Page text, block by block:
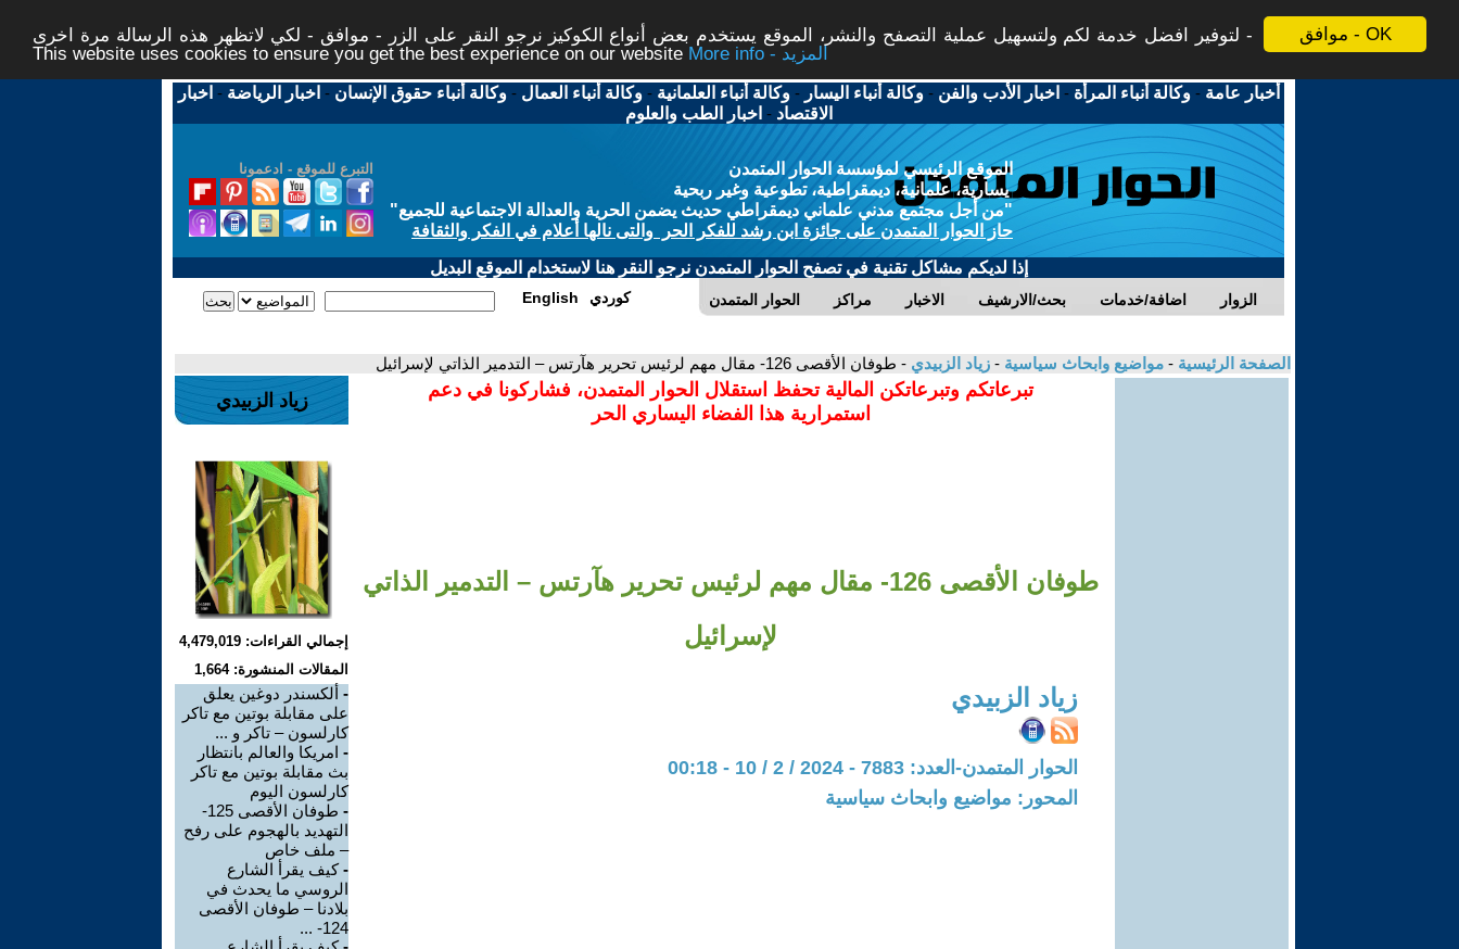
موافق - OK
لتوفير افضل خدمة لكم ولتسهيل عملية التصفح والنشر، الموقع يستخدم بعض أنواع الكوكيز نرجو النقر على الزر - موافق - لكي لاتظهر هذه الرسالة مرة اخرى -
This website uses cookies to ensure you get the best experience on our website
More info - المزيد
أخبار عامة -وكالة أنباء المرأة - اخبار الأدب والفن -وكالة أنباء اليسار -وكالة أنباء العلمانية -وكالة أنباء العمال -وكالة أنباء حقوق الإنسان - اخبار الرياضة - اخبار
الاقتصاد - اخبار الطب والعلوم
التبرع للموقع - ادعمونا
الموقع الرئيسي لمؤسسة الحوار المتمدن
يسارية، علمانية، ديمقراطية، تطوعية وغير ربحية
"من أجل مجتمع مدني علماني ديمقراطي حديث يضمن الحرية والعدالة الاجتماعية للجميع"
حاز الحوار المتمدن على جائزة ابن رشد للفكر الحر والتى نالها أعلام في الفكر والثقافة
إذا لديكم مشاكل تقنية في تصفح الحوار المتمدن نرجو النقر هنا لاستخدام الموقع البديل
الحوار المتمدن مراكز الاخبار بحث/الارشيف اضافة/خدمات الزوار English كوردي
الصفحة الرئيسية - مواضيع وابحاث سياسية - زياد الزبيدي - طوفان الأقصى 126- مقال مهم لرئيس تحرير هآرتس – التدمير الذاتي لإسرائيل
تبرعاتكم وتبرعاتكن المالية تحفظ استقلال الحوار المتمدن، فشاركونا في دعم
استمرارية هذا الفضاء اليساري الحر
طوفان الأقصى 126- مقال مهم لرئيس تحرير هآرتس – التدمير الذاتي
لإسرائيل
زياد الزبيدي
الحوار المتمدن-العدد: 7883 - 2024 / 2 / 10 - 00:18
المحور: مواضيع وابحاث سياسية
زياد الزبيدي
إجمالي القراءات: 4,479,019
المقالات المنشورة: 1,664
- ألكسندر دوغين يعلق
على مقابلة بوتين مع تاكر
كارلسون – تاكر و ...
- امريكا والعالم بانتظار
بث مقابلة بوتين مع تاكر
كارلسون اليوم
-
طوفان الأقصى 125-
التهديد بالهجوم على رفح
– ملف خاص
-كيف يقرأ الشارع
الروسي ما يحدث في
بلادنا – طوفان الأقصى
124- ...